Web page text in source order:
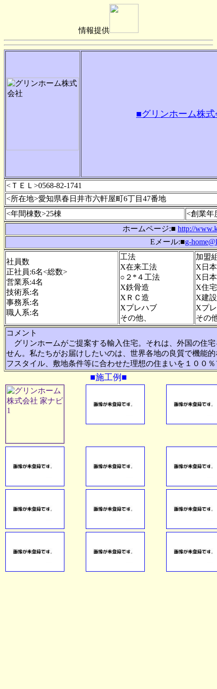
情報提供
■グリンホーム株
<ＴＥＬ>0568-82-1741
<所在地>愛知県春日井市六軒屋町6丁目47番地
<年間棟数>25棟
<創業年
ホームページ:■ http://
Eメール:■g-
社員数
正社員:6名<総数>
営業系:4名
技術系:名
事務系:名
職人系:名
工法
X在来工法
○２*４工法
X鉄骨造
XＲＣ造
Xプレハブ
その他、
加盟
X日
X日
X住
X建
Xプ
その
コメント
グリンホームがご提案する輸入住宅。それは、外国の住
せん。私たちがお届けしたいのは、世界各地の良質で機能
フスタイル、敷地条件等に合わせた理想の住まいを１００
■施工例■